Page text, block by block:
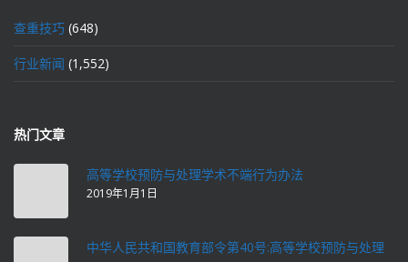
查重技巧 (648)
行业新闻 (1,552)
热门文章
高等学校预防与处理学术不端行为办法
2019年1月1日
中华人民共和国教育部令第40号:高等学校预防与处理